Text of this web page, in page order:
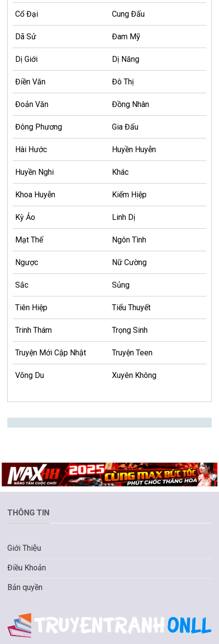
Cổ Đại Cung Đấu
Dã Sử Đam Mỹ
Dị Giới Dị Năng
Điền Văn Đô Thị
Đoản Văn Đồng Nhân
Đông Phương Gia Đấu
Hài Hước Huyền Huyễn
Huyền Nghi Khác
Khoa Huyễn Kiếm Hiệp
Kỳ Ảo Linh Dị
Mạt Thế Ngôn Tình
Ngược Nữ Cường
Sắc Sủng
Tiên Hiệp Tiểu Thuyết
Trinh Thám Trọng Sinh
Truyện Mới Cập Nhật Truyện Teen
Võng Du Xuyên Không
THÔNG TIN
Giới Thiệu
Điều Khoản
Bản quyền